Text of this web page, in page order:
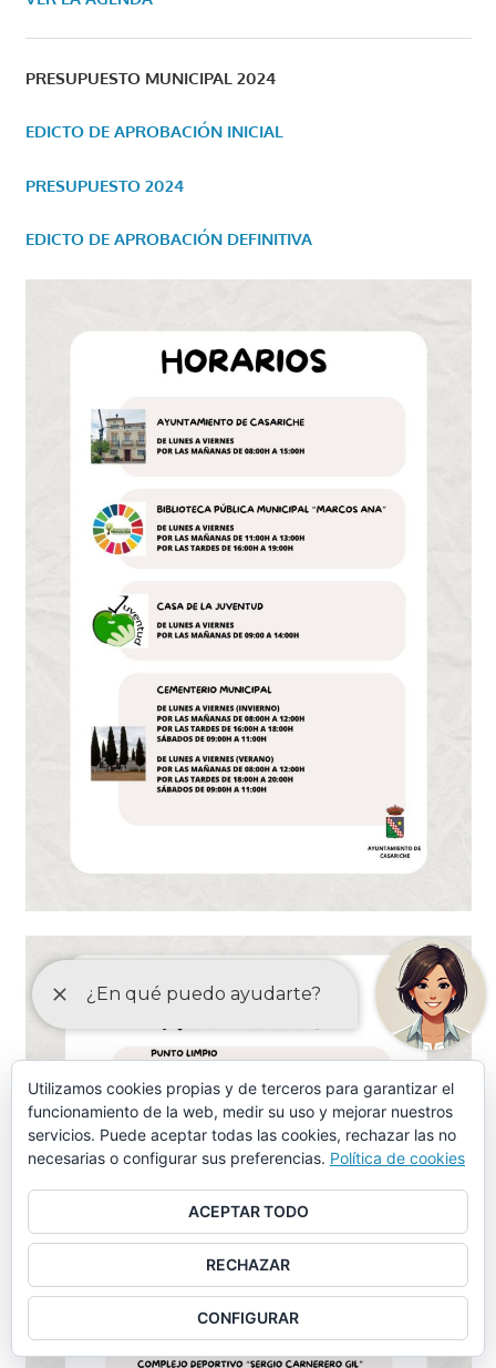
PRESUPUESTO MUNICIPAL 2024
EDICTO DE APROBACIÓN INICIAL
PRESUPUESTO 2024
EDICTO DE APROBACIÓN DEFINITIVA
Utilizamos cookies propias y de terceros para garantizar el
funcionamiento de la web, medir su uso y mejorar nuestros
servicios. Puede aceptar todas las cookies, rechazar las no
necesarias o configurar sus preferencias. Política de cookies
ACEPTAR TODO
RECHAZAR
CONFIGURAR